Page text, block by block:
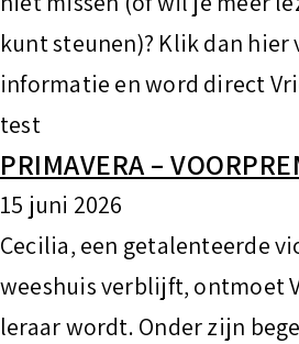
kunt steunen)? Klik dan hier
informatie en word direct
test
PRIMAVERA –
15 juni 2026
Cecilia, een getalenteerde
weeshuis verblijft, ontmoet
leraar wordt. Onder zijn